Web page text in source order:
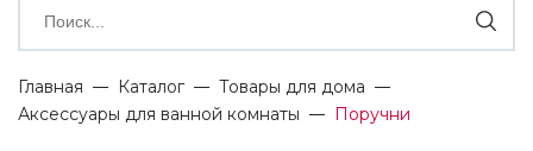
Главная Каталог
Товары для дома
Аксессуары для ванной комнаты
Поручни